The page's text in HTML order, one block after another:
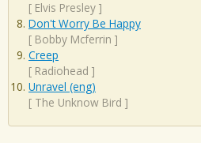
[ Elvis Presley ]
Don't Worry Be Happy
[ Bobby Mcferrin ]
Creep
[ Radiohead ]
Unravel (eng)
[ The Unknow Bird ]